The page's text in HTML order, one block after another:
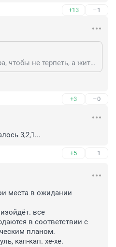
+13 –1
А нет ли такого лидера, чтобы не терпеть, а жить? И желательно неплохо жить.
+3 –0
3,2,1...
+5 –1
места в ожидании
все
в соответствии с
планом.
кап-кап. хе-хе.